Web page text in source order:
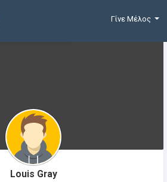
Γίνε Μέλος
Louis Gray